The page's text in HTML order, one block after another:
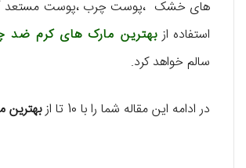
های خشک ،پوست چرب ،پوست مستعد
استفاده ازبهترین مارک های کرم ضد
سالم خواهد کرد.
در ادامه این مقاله شما را با 10 تا از